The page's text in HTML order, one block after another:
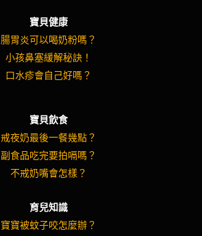
寶貝健康
腸胃炎可以喝奶粉嗎？
小孩鼻塞緩解秘訣！
口水疹會自己好嗎？
寶貝飲食
戒夜奶最後一餐幾點？
副食品吃完要拍嗝嗎？
不戒奶嘴會怎樣？
育兒知識
寶寶被蚊子咬怎麼辦？